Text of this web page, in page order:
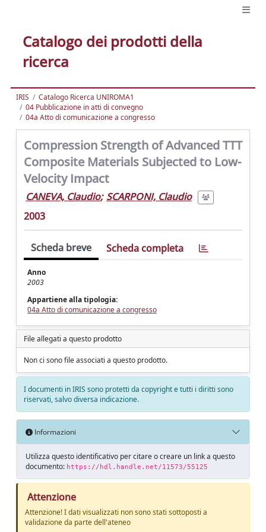
Catalogo dei prodotti della
ricerca
IRIS
Catalogo Ricerca UNIROMA1
04 Pubblicazione in atti di convegno
04a Atto di comunicazione a congresso
Compression Strength of Advanced TTT
Composite Materials Subjected to Low-
Velocity Impact
CANEVA, Claudio; SCARPONI, Claudio
2003
Scheda breve Scheda completa
Anno
2003
Appartiene alla tipologia:
04a Atto di comunicazione a congresso
File allegati a questo prodotto
Non ci sono file associati a questo prodotto.
I documenti in IRIS sono protetti da copyright e tutti i diritti sono
riservati, salvo diversa indicazione.
Informazioni
Utilizza questo identificativo per citare o creare un link a questo
documento: https://hdl.handle.net/11573/55125
Attenzione
Attenzione! I dati visualizzati non sono stati sottoposti a
validazione da parte dell'ateneo